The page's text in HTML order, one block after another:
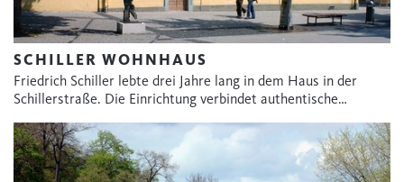
SCHILLER WOHNHAUS
Friedrich Schiller lebte drei Jahre lang in dem Haus in der
Schillerstraße. Die Einrichtung verbindet authentische…